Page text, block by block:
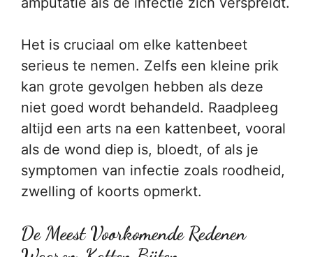
Het is cruciaal om elke kattenbeet
serieus te nemen. Zelfs een kleine prik
kan grote gevolgen hebben als deze
niet goed wordt behandeld. Raadpleeg
altijd een arts na een kattenbeet, vooral
als de wond diep is, bloedt, of als je
symptomen van infectie zoals roodheid,
zwelling of koorts opmerkt.
De Meest Voorkomende Redenen